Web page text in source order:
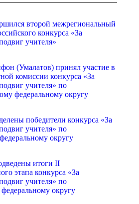
второй межрегиональный
конкурса «За
учителя»
(Умалатов) принял участие в
комиссии конкурса «За
учителя» по
федеральному округу
победители конкурса «За
учителя» по
округу
итоги II
этапа конкурса «За
учителя» по
округу